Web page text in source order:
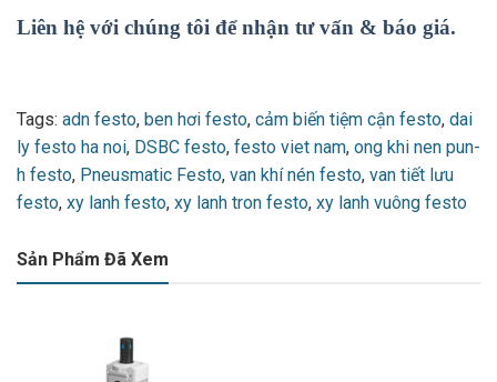
Liên hệ với chúng tôi để nhận tư vấn & báo giá.
Tags: adn festo, ben hơi festo, cảm biến tiệm cận festo, dai
ly festo ha noi, DSBC festo, festo viet nam, ong khi nen pun-
h festo, Pneusmatic Festo, van khí nén festo, van tiết lưu
festo, xy lanh festo, xy lanh tron festo, xy lanh vuông festo
Sản Phẩm Đã Xem